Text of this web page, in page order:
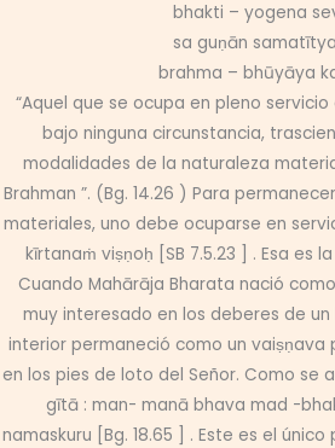
bhakti – yogena
sa guṇān
brahma – bhūyāya
“Aquel que se ocupa en pleno
bajo ninguna circunstancia,
modalidades de la naturaleza
Brahman ”. (Bg. 14.26 ) Para
materiales, uno debe ocuparse en
kīrtanaṁ viṣṇoḥ [SB 7.5.23 ] . Esa es
Cuando Mahārāja Bharata nació
muy interesado en los deberes de
interior permaneció como un vaiṣṇava
en los pies de loto del Señor. Como se
gītā : man- manā bhava mad -
namaskuru [Bg. 18.65 ] . Este es el